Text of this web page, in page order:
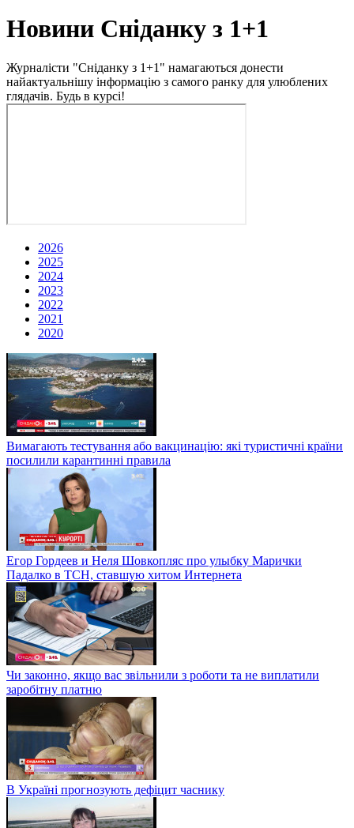
Новини Сніданку з 1+1
Журналісти "Сніданку з 1+1" намагаються донести
найактуальнішу інформацію з самого ранку для улюблених
глядачів. Будь в курсі!
2026
2025
2024
2023
2022
2021
2020
Вимагають тестування або вакцинацію: які туристичні країни
посилили карантинні правила
Егор Гордеев и Неля Шовкопляс про улыбку Марички
Падалко в ТСН, ставшую хитом Интернета
Чи законно, якщо вас звільнили з роботи та не виплатили
заробітну платню
В Україні прогнозують дефіцит часнику